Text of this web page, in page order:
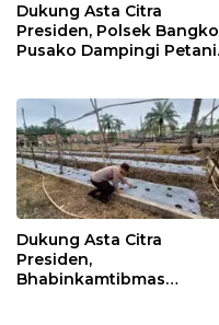
Dukung Asta Citra
Presiden, Polsek Bangko
Pusako Dampingi Petani
Dukung Asta Citra
Presiden,
Bhabinkamtibmas